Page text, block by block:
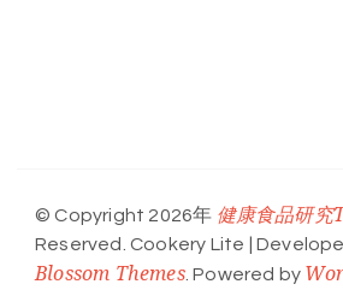
© Copyright 2026年 健康食品研究
Reserved. Cookery Lite |
Blossom Themes. Powered by